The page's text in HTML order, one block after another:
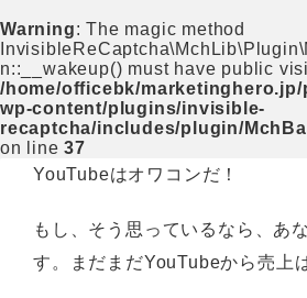
Warning: The magic method
n::__wakeup() must have public
/home/officebk/
wp-content/plugins/invisible-
recaptcha/includes/plugin/
on line37
YouTubeはオワコンだ！
もし、そう思っているなら、あ
す。まだまだYouTubeから売上